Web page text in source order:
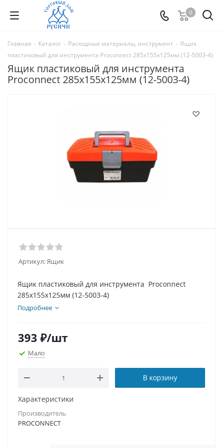
0
Главная - Каталог - Расходные материалы, инструмент - Ящик
пластиковый для инструмента Proconnect 285х155х125мм (12-5003-4)
Ящик пластиковый для инструмента
Proconnect 285х155х125мм (12-5003-4)
Артикул:Ящик
Ящик пластиковый для инструмента Proconnect
285х155х125мм (12-5003-4)
Подробнее
393 ₽/шт
Мало
В корзину
Характеристики
Производитель
PROCONNECT